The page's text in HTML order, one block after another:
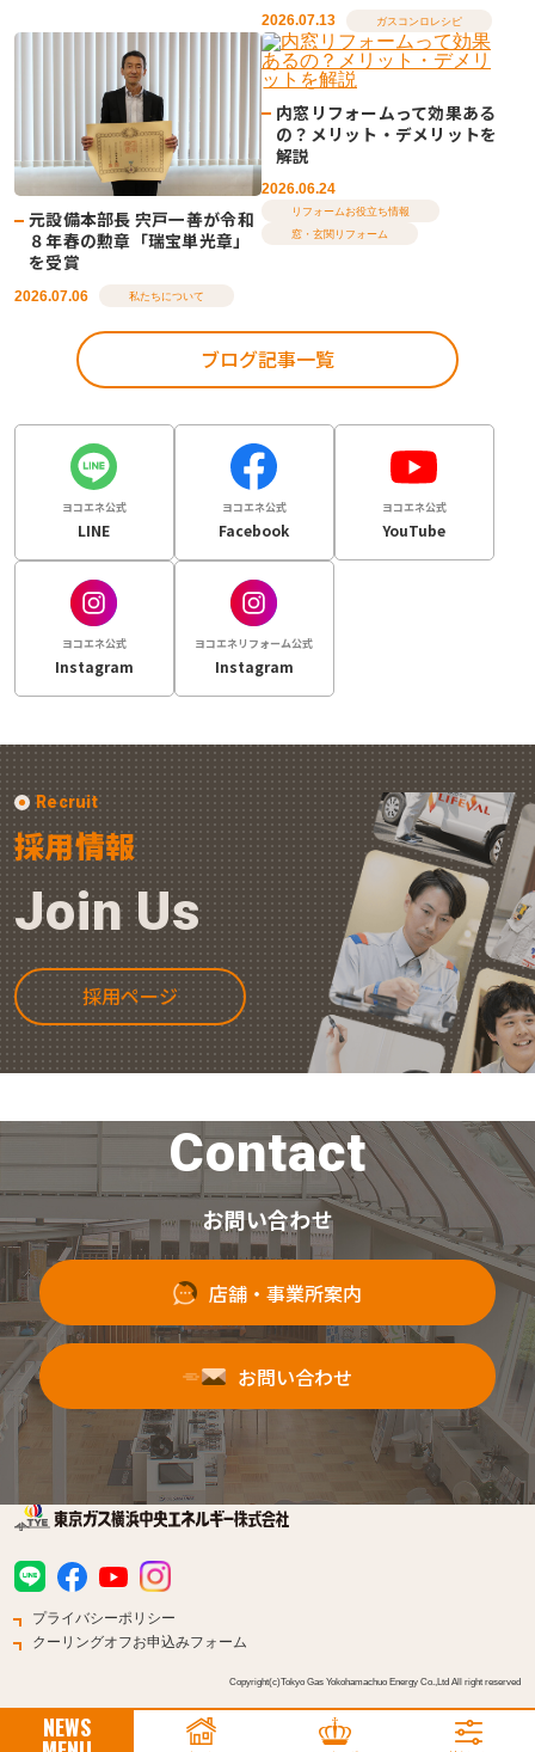
2026.07.13 ガスコンロレシピ
元設備本部長 宍戸一善が令和
８年春の勲章「瑞宝単光章」
を受賞
2026.07.06 私たちについて
内窓リフォームって効果ある
の？メリット・デメリットを
解説
2026.06.24
リフォームお役立ち情報
窓・玄関リフォーム
ブログ記事一覧
ヨコエネ公式
LINE
ヨコエネ公式
Facebook
ヨコエネ公式
YouTube
ヨコエネ公式
Instagram
ヨコエネリフォーム公式
Instagram
Recruit
採用情報
Join Us
採用ページ
Contact
お問い合わせ
店舗・事業所案内
お問い合わせ
プライバシーポリシー
クーリングオフお申込みフォーム
Copyright(c)Tokyo Gas Yokohamachuo Energy Co.,Ltd All right reserved
NEWS